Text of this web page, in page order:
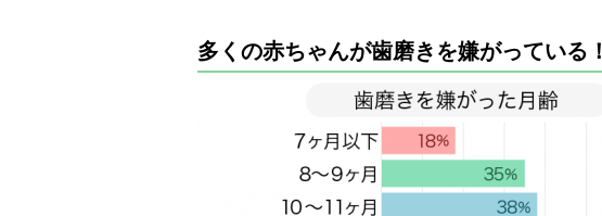
多くの赤ちゃんが歯磨きを嫌がっている！